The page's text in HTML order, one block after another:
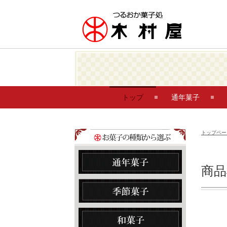
トップ 通年菓子
トップペ
商